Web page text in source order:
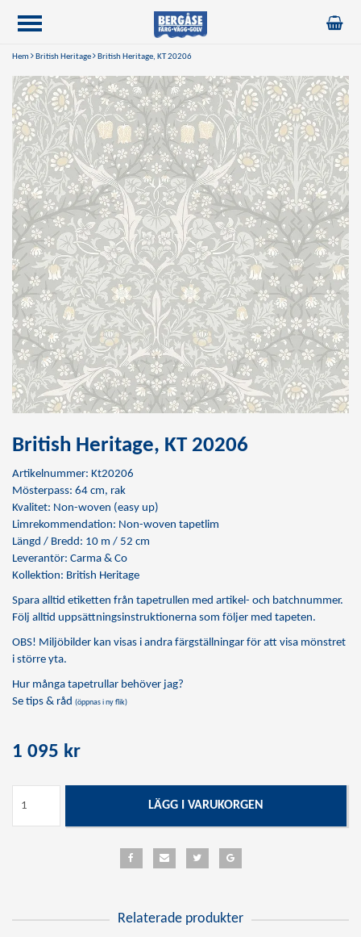
Hem British Heritage British Heritage, KT 20206
British Heritage, KT 20206
Artikelnummer: Kt20206
Mösterpass: 64 cm, rak
Kvalitet: Non-woven (easy up)
Limrekommendation: Non-woven tapetlim
Längd / Bredd: 10 m / 52 cm
Leverantör: Carma & Co
Kollektion: British Heritage
Spara alltid etiketten från tapetrullen med artikel- och batchnummer.
Följ alltid uppsättningsinstruktionerna som följer med tapeten.
OBS! Miljöbilder kan visas i andra färgställningar för att visa mönstret
i större yta.
Hur många tapetrullar behöver jag?
Se tips & råd (öppnas i ny flik)
1 095 kr
LÄGG I VARUKORGEN
Relaterade produkter